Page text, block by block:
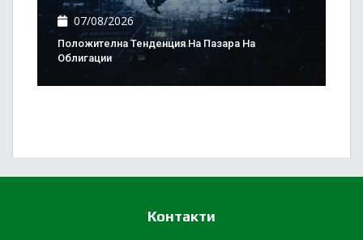
07/08/2026
Положителна Тенденция На Пазара На
Облигации
Контакти